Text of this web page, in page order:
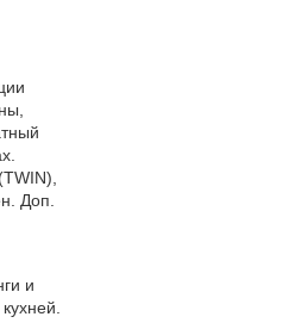
Доп.
и